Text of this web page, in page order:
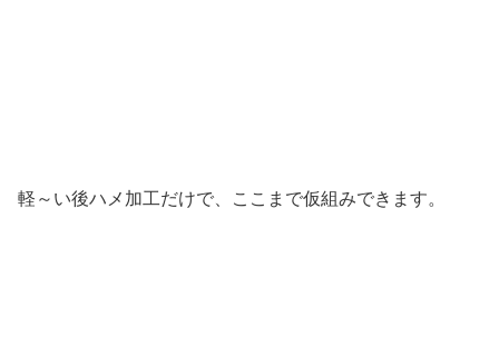
軽～い後ハメ加工だけで、ここまで仮組みできます。